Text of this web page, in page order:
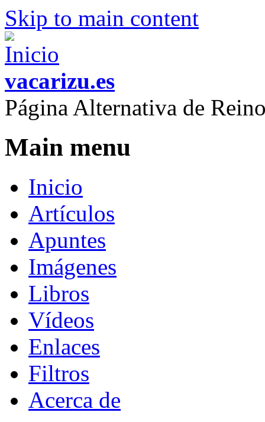
Skip to main content
vacarizu.es
Página Alternativa de
Main menu
Inicio
Artículos
Apuntes
Imágenes
Libros
Vídeos
Enlaces
Filtros
Acerca de